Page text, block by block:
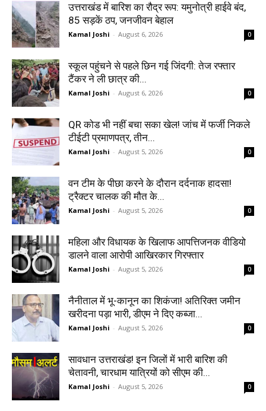
उत्तराखंड में बारिश का रौद्र रूप: यमुनोत्री हाईवे बंद,
85 सड़कें ठप, जनजीवन बेहाल
Kamal Joshi - August 6, 2026 0
स्कूल पहुंचने से पहले छिन गई जिंदगी: तेज रफ्तार
टैंकर ने ली छात्र की...
Kamal Joshi - August 6, 2026 0
QR कोड भी नहीं बचा सका खेल! जांच में फर्जी निकले
टीईटी प्रमाणपत्र, तीन...
Kamal Joshi - August 5, 2026 0
वन टीम के पीछा करने के दौरान दर्दनाक हादसा!
ट्रैक्टर चालक की मौत के...
Kamal Joshi - August 5, 2026 0
महिला और विधायक के खिलाफ आपत्तिजनक वीडियो
डालने वाला आरोपी आखिरकार गिरफ्तार
Kamal Joshi - August 5, 2026 0
नैनीताल में भू-कानून का शिकंजा! अतिरिक्त जमीन
खरीदना पड़ा भारी, डीएम ने दिए कब्जा...
Kamal Joshi - August 5, 2026 0
सावधान उत्तराखंड! इन जिलों में भारी बारिश की
चेतावनी, चारधाम यात्रियों को सीएम की...
Kamal Joshi - August 5, 2026 0